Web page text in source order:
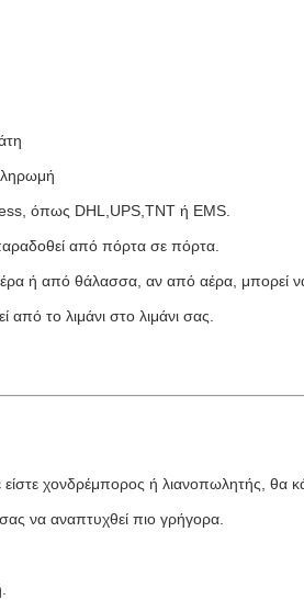
όπως DHL,UPS,TNT ή EMS.
από πόρτα σε πόρτα.
ή από θάλασσα, αν από αέρα, μπορεί
το λιμάνι στο λιμάνι σας.
είστε χονδρέμπορος ή λιανοπωλητής, θα
να αναπτυχθεί πιο γρήγορα.